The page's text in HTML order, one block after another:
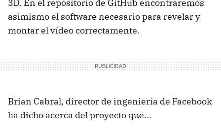
3D. En el repositorio de GitHub encontraremos
asimismo el software necesario para revelar y
montar el vídeo correctamente.
Brian Cabral, director de ingeniería de Facebook
ha dicho acerca del proyecto que...